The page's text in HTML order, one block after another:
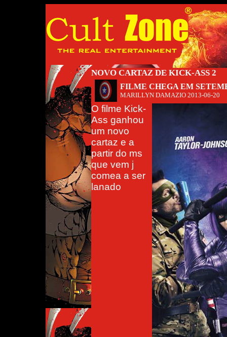
NOVO CARTAZ DE KICK-ASS 2
FILME CHEGA EM
MARILLYN DAMAZIO 2013-06-20
O filme Kick-
Ass ganhou
um novo
cartaz e a
partir do ms
que vem j
comea a ser
lanado